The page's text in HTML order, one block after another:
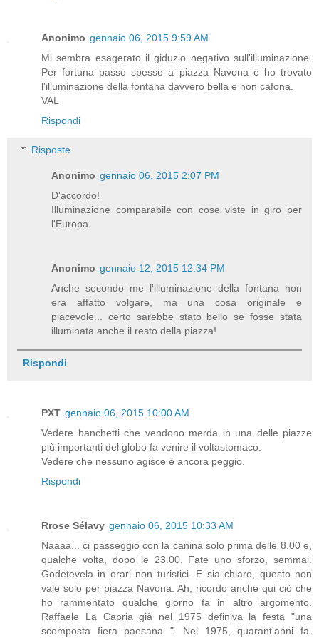
Anonimo gennaio 06, 2015 9:59 AM
Mi sembra esagerato il giduzio negativo sull'illuminazione.
Per fortuna passo spesso a piazza Navona e ho trovato
l'illuminazione della fontana davvero bella e non cafona.
VAL
Rispondi
Risposte
Anonimo gennaio 06, 2015 2:07 PM
D'accordo!
Illuminazione comparabile con cose viste in giro per
l'Europa.
Anonimo gennaio 12, 2015 12:34 PM
Anche secondo me l'illuminazione della fontana non
era affatto volgare, ma una cosa originale e
piacevole... certo sarebbe stato bello se fosse stata
illuminata anche il resto della piazza!
Rispondi
PXT gennaio 06, 2015 10:00 AM
Vedere banchetti che vendono merda in una delle piazze
più importanti del globo fa venire il voltastomaco.
Vedere che nessuno agisce è ancora peggio.
Rispondi
Rrose Sélavy gennaio 06, 2015 10:33 AM
Naaaa... ci passeggio con la canina solo prima delle 8.00 e,
qualche volta, dopo le 23.00. Fate uno sforzo, semmai.
Godetevela in orari non turistici. E sia chiaro, questo non
vale solo per piazza Navona. Ah, ricordo anche qui ciò che
ho rammentato qualche giorno fa in altro argomento.
Raffaele La Capria già nel 1975 definiva la festa "una
scomposta fiera paesana ". Nel 1975, quarant'anni fa.